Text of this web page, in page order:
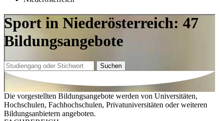
Sport in Niederösterreich: 47
Bildungsangebote
Suchen
Die vorgestellten Bildungsangebote werden von Universitäten,
Hochschulen, Fachhochschulen, Privatuniversitäten oder weiteren
Bildungsanbietern angeboten.